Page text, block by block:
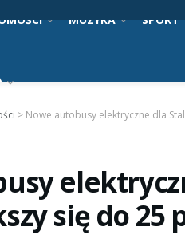
MUZYKA SPORT
> Nowe autobusy elektryczne dla
się do 25